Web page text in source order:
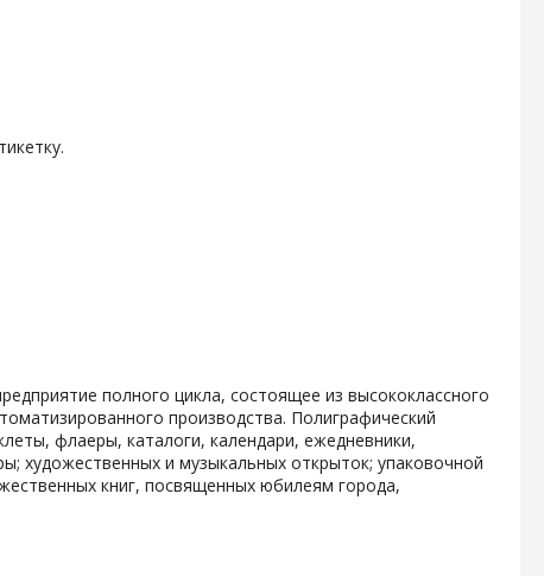
полного цикла, состоящее из высококлассного
производства. Полиграфический
флаеры, каталоги, календари, ежедневники,
художественных и музыкальных открыток; упаковочной
книг, посвященных юбилеям города,